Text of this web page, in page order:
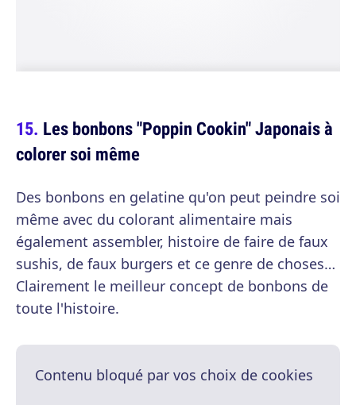
Les bonbons "Poppin Cookin" Japonais à
colorer soi même
Des bonbons en gelatine qu'on peut peindre soi
même avec du colorant alimentaire mais
également assembler, histoire de faire de faux
sushis, de faux burgers et ce genre de choses…
Clairement le meilleur concept de bonbons de
toute l'histoire.
Contenu bloqué par vos choix de cookies